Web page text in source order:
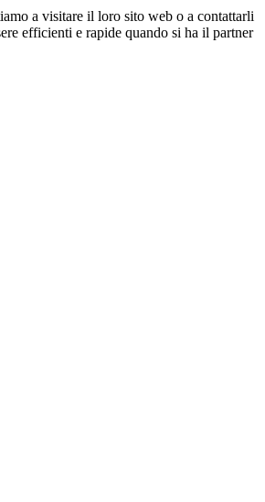
a visitare il loro sito web o a contattarli
efficienti e rapide quando si ha il partner